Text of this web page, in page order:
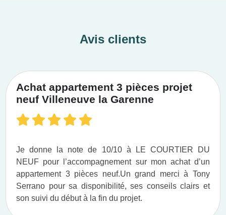
Avis clients
Achat appartement 3 pièces projet
neuf Villeneuve la Garenne
Je donne la note de 10/10 à LE COURTIER DU
NEUF pour l’accompagnement sur mon achat d’un
appartement 3 pièces neuf.​ Un grand merci à Tony
Serrano pour sa disponibilité, ses conseils clairs et
son suivi du début à la fin du projet.​